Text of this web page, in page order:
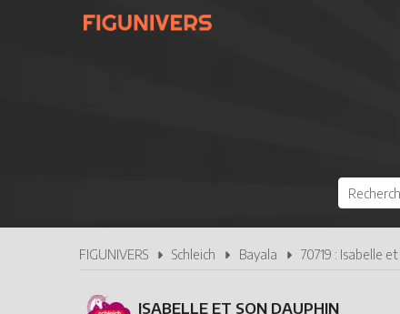
FIGUNIVERS Schleich Bayala 70719 : Isabelle
ISABELLE ET SON DAUPHIN